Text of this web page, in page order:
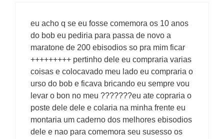
eu acho q se eu fosse comemora os 10 anos
do bob eu pediria para passa de novo a
maratone de 200 ebisodios so pra mim ficar
+++++++++ pertinho dele eu compraria varias
coisas e colocavado meu lado eu compraria o
urso do bob e ficava bricando eu sempre vou
levar o bon no meu ???????eu ate copraria o
poste dele dele e colaria na minha frente eu
montaria um caderno dos melhores ebisodios
dele e nao para comemora seu susesso os